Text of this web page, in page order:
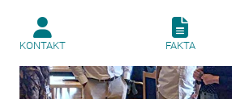
KONTAKT FAKTA